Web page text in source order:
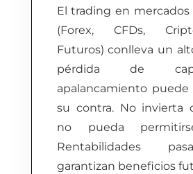
El trading en mercados
(Forex, CFDs,
Futuros) conlleva un
pérdida de
apalancamiento puede
su contra. No invierta
no pueda
Rentabilidades
garantizan beneficios